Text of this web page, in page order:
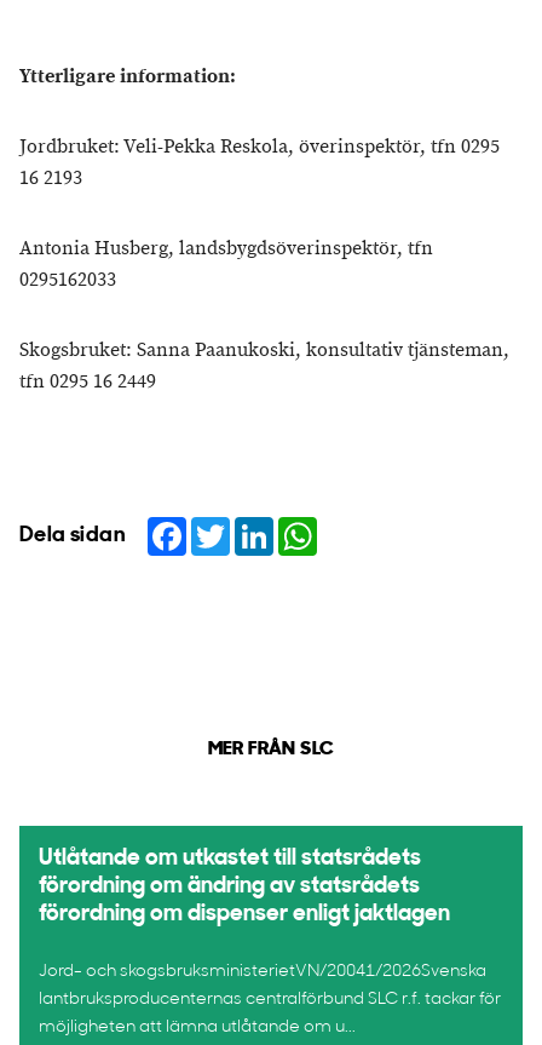
Ytterligare information:
Jordbruket: Veli-Pekka Reskola, överinspektör, tfn 0295
16 2193
Antonia Husberg, landsbygdsöverinspektör, tfn
0295162033
Skogsbruket: Sanna Paanukoski, konsultativ tjänsteman,
tfn 0295 16 2449
Dela sidan Facebook
TwitterLinkedIn
MER FRÅN SLC
Utlåtande om utkastet till statsrådets
förordning om ändring av statsrådets
förordning om dispenser enligt jaktlagen
Jord- och skogsbruksministerietVN/20041/2026Svenska
lantbruksproducenternas centralförbund SLC r.f. tackar för
möjligheten att lämna utlåtande om u...